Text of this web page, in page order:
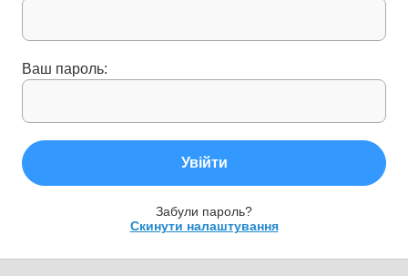
Ваш пароль:
Увійти
Забули пароль?
Скинути налаштування